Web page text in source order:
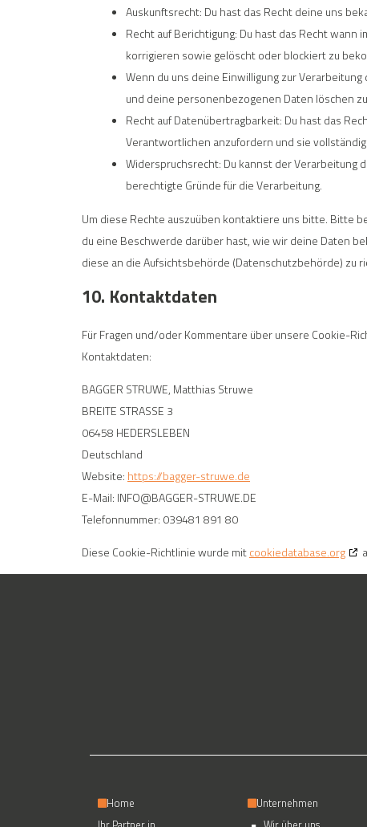
Auskunftsrecht: Du hast das Recht deine uns
Recht auf Berichtigung: Du hast das Recht
korrigieren sowie gelöscht oder blockiert zu
Wenn du uns deine Einwilligung zur
und deine personenbezogenen Daten löschen
Recht auf Datenübertragbarkeit: Du hast das
Verantwortlichen anzufordern und sie
Widerspruchsrecht: Du kannst der Verarbeitung
berechtigte Gründe für die Verarbeitung.
Um diese Rechte auszuüben kontaktiere uns bitte. Bitte
du eine Beschwerde darüber hast, wie wir deine Daten
diese an die Aufsichtsbehörde (Datenschutzbehörde) zu
10. Kontaktdaten
Für Fragen und/oder Kommentare über unsere Cookie-
Kontaktdaten:
BAGGER STRUWE, Matthias Struwe
BREITE STRASSE 3
06458 HEDERSLEBEN
Deutschland
Website: https://bagger-struwe.de
E-Mail: INFO@BAGGER-STRUWE.DE
Telefonnummer: 039481 891 80
Diese Cookie-Richtlinie wurde mitcookiedatabase.org
Home
Unternehmen